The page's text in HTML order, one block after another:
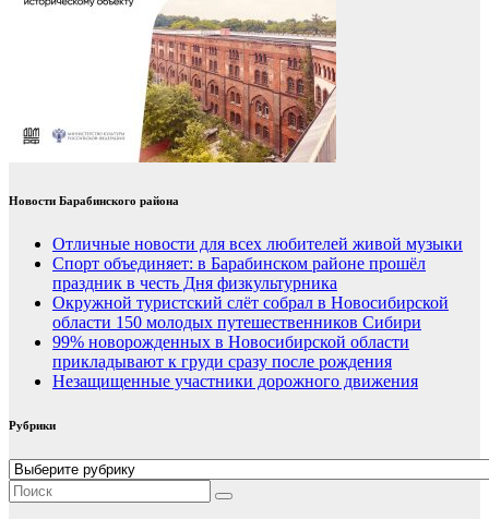
Новости Барабинского района
Отличные новости для всех любителей живой музыки
Спорт объединяет: в Барабинском районе прошёл
праздник в честь Дня физкультурника
Окружной туристский слёт собрал в Новосибирской
области 150 молодых путешественников Сибири
99% новорожденных в Новосибирской области
прикладывают к груди сразу после рождения
Незащищенные участники дорожного движения
Рубрики
Рубрики